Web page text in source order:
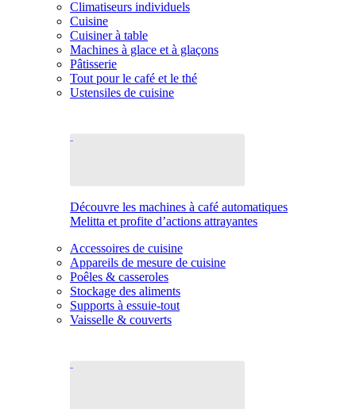
Climatiseurs individuels
Cuisine
Cuisiner à table
Machines à glace et à glaçons
Pâtisserie
Tout pour le café et le thé
Ustensiles de cuisine
Découvre les machines à café automatiques
Melitta et profite d’actions attrayantes
Accessoires de cuisine
Appareils de mesure de cuisine
Poêles & casseroles
Stockage des aliments
Supports à essuie-tout
Vaisselle & couverts